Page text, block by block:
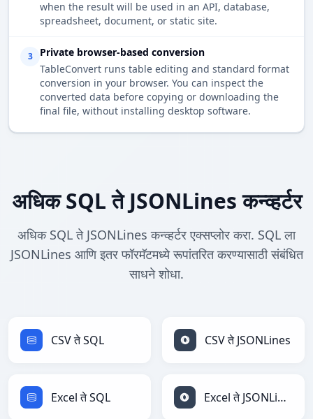
when the result will be used in an API, database,
spreadsheet, document, or static site.
3
Private browser-based conversion
TableConvert runs table editing and standard format
conversion in your browser. You can inspect the
converted data before copying or downloading the
final file, without installing desktop software.
अधिक SQL ते JSONLines कन्व्हर्टर
अधिक SQL ते JSONLines कन्व्हर्टर एक्सप्लोर करा. SQL ला
JSONLines आणि इतर फॉरमॅटमध्ये रूपांतरित करण्यासाठी संबंधित
साधने शोधा.
CSV ते SQL CSV ते JSONLines
Excel ते SQL Excel ते JSONLines